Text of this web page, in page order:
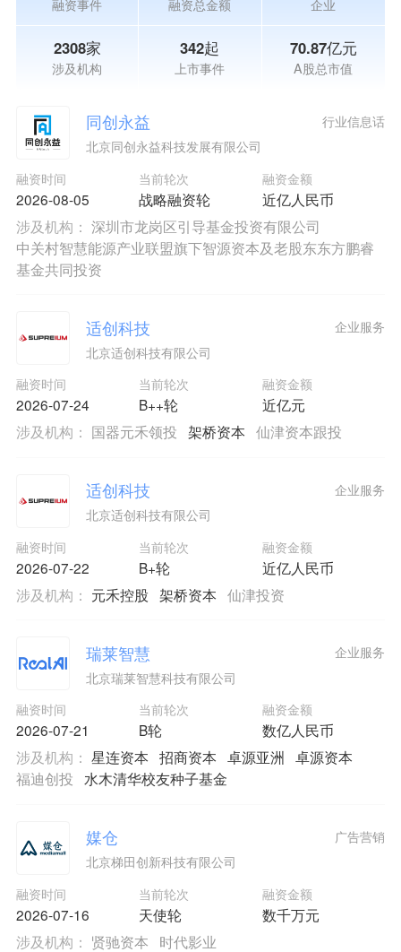
融资事件 融资总金额 企业
2308家
涉及机构
342起
上市事件
70.87亿元
A股总市值
同创永益
北京同创永益科技发展有限公司
融资时间
2026-08-05
当前轮次
战略融资轮
融资金额
近亿人民币
行业信息话
涉及机构： 深圳市龙岗区引导基金投资有限公司
中关村智慧能源产业联盟旗下智源资本及老股东东方鹏睿
基金共同投资
适创科技
北京适创科技有限公司
融资时间
2026-07-24
当前轮次
B++轮
融资金额
近亿元
企业服务
涉及机构： 国器元禾领投 架桥资本 仙津资本跟投
适创科技
北京适创科技有限公司
融资时间
2026-07-22
当前轮次
B+轮
融资金额
近亿人民币
企业服务
涉及机构： 元禾控股 架桥资本 仙津投资
瑞莱智慧
北京瑞莱智慧科技有限公司
融资时间
2026-07-21
当前轮次
B轮
融资金额
数亿人民币
企业服务
涉及机构： 星连资本 招商资本 卓源亚洲 卓源资本
福迪创投
水木清华校友种子基金
媒仓
北京梯田创新科技有限公司
融资时间
2026-07-16
当前轮次
天使轮
融资金额
数千万元
广告营销
涉及机构： 贤驰资本 时代影业